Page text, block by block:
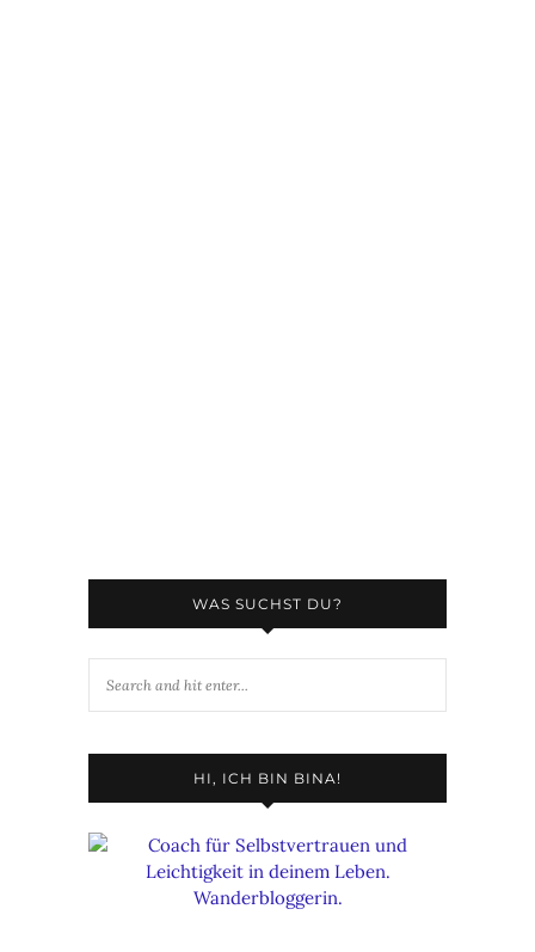
WAS SUCHST DU?
HI, ICH BIN BINA!